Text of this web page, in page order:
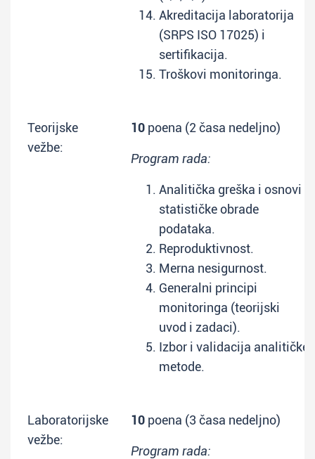
Akreditacija laboratorija
(SRPS ISO 17025) i
sertifikacija.
Troškovi monitoringa.
Teorijske
vežbe:
10 poena (2 časa nedeljno)
Program rada:
Analitička greška i osnovi
statističke obrade
podataka.
Reproduktivnost.
Merna nesigurnost.
Generalni principi
monitoringa (teorijski
uvod i zadaci).
Izbor i validacija analitičke
metode.
Laboratorijske
vežbe:
10 poena (3 časa nedeljno)
Program rada: